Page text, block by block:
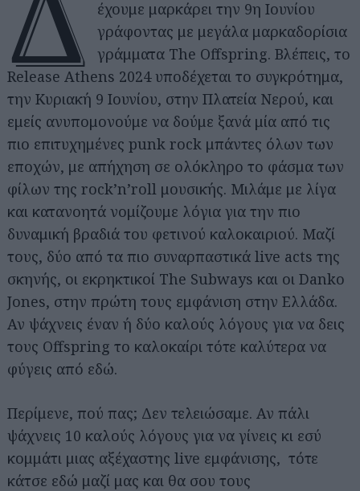
έχουμε μαρκάρει την 9η Ιουνίου
γράφοντας με μεγάλα μαρκαδορίσια
γράμματα The Offspring. Βλέπεις, τo
Release Athens 2024 υποδέχεται το συγκρότημα,
την Κυριακή 9 Ιουνίου, στην Πλατεία Νερού, και
εμείς ανυπομονούμε να δούμε ξανά μία από τις
πιο επιτυχημένες punk rock μπάντες όλων των
εποχών, με απήχηση σε ολόκληρο το φάσμα των
φίλων της rock’n’roll μουσικής. Μιλάμε με λίγα
και κατανοητά νομίζουμε λόγια για την πιο
δυναμική βραδιά του φετινού καλοκαιριού. Μαζί
τους, δύο από τα πιο συναρπαστικά live acts της
σκηνής, οι εκρηκτικοί The Subways και οι Danko
Jones, στην πρώτη τους εμφάνιση στην Ελλάδα.
Αν ψάχνεις έναν ή δύο καλούς λόγους για να δεις
τους Offspring το καλοκαίρι τότε καλύτερα να
φύγεις από εδώ.
Περίμενε, πού πας; Δεν τελειώσαμε. Αν πάλι
ψάχνεις 10 καλούς λόγους για να γίνεις κι εσύ
κομμάτι μιας αξέχαστης live εμφάνισης, τότε
κάτσε εδώ μαζί μας και θα σου τους